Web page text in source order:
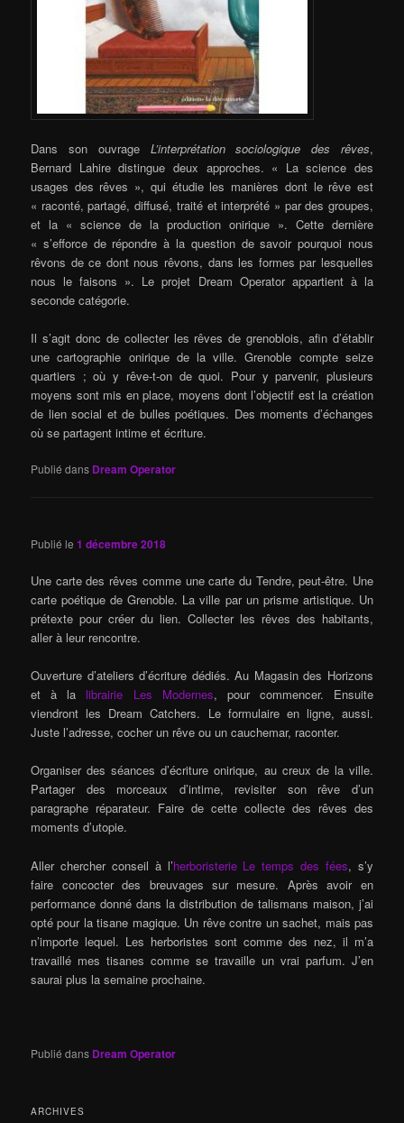
Dans son ouvrage L’interprétation sociologique des rêves,
Bernard Lahire distingue deux approches. « La science des
usages des rêves », qui étudie les manières dont le rêve est
« raconté, partagé, diffusé, traité et interprété » par des groupes,
et la « science de la production onirique ». Cette dernière
« s’efforce de répondre à la question de savoir pourquoi nous
rêvons de ce dont nous rêvons, dans les formes par lesquelles
nous le faisons ». Le projet Dream Operator appartient à la
seconde catégorie.
Il s’agit donc de collecter les rêves de grenoblois, afin d’établir
une cartographie onirique de la ville. Grenoble compte seize
quartiers ; où y rêve-t-on de quoi. Pour y parvenir, plusieurs
moyens sont mis en place, moyens dont l’objectif est la création
de lien social et de bulles poétiques. Des moments d’échanges
où se partagent intime et écriture.
Publié dans Dream Operator
Publié le1 décembre 2018
Une carte des rêves comme une carte du Tendre, peut-être. Une
carte poétique de Grenoble. La ville par un prisme artistique. Un
prétexte pour créer du lien. Collecter les rêves des habitants,
aller à leur rencontre.
Ouverture d’ateliers d’écriture dédiés. Au Magasin des Horizons
et à la librairie Les Modernes, pour commencer. Ensuite
viendront les Dream Catchers. Le formulaire en ligne, aussi.
Juste l’adresse, cocher un rêve ou un cauchemar, raconter.
Organiser des séances d’écriture onirique, au creux de la ville.
Partager des morceaux d’intime, revisiter son rêve d’un
paragraphe réparateur. Faire de cette collecte des rêves des
moments d’utopie.
Aller chercher conseil à l’herboristerie Le temps des fées, s’y
faire concocter des breuvages sur mesure. Après avoir en
performance donné dans la distribution de talismans maison, j’ai
opté pour la tisane magique. Un rêve contre un sachet, mais pas
n’importe lequel. Les herboristes sont comme des nez, il m’a
travaillé mes tisanes comme se travaille un vrai parfum. J’en
saurai plus la semaine prochaine.
Publié dans Dream Operator
ARCHIVES